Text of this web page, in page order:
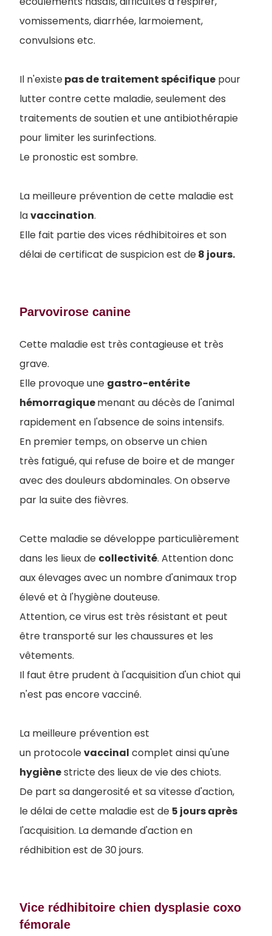
vomissements, diarrhée, larmoiement,
convulsions etc.
Il n'existepas de traitement spécifique pour
lutter contre cette maladie, seulement des
traitements de soutien et une antibiothérapie
pour limiter les surinfections.
Le pronostic est sombre.
La meilleure prévention de cette maladie est
lavaccination.
Elle fait partie des vices rédhibitoires et son
délai de certificat de suspicion est de8 jours.
Parvovirose canine
Cette maladie est très contagieuse et très
grave.
Elle provoque une gastro-entérite
hémorragiquemenant au décès de l'animal
rapidement en l'absence de soins intensifs.
En premier temps, on observe un chien
très fatigué, qui refuse de boire et de manger
avec des douleurs abdominales. On observe
par la suite des fièvres.
Cette maladie se développe particulièrement
dans les lieux de collectivité. Attention donc
aux élevages avec un nombre d'animaux trop
élevé et à l'hygiène douteuse.
Attention, ce virus est très résistant et peut
être transporté sur les chaussures et les
vêtements.
Il faut être prudent à l'acquisition d'un chiot qui
n'est pas encore vacciné.
La meilleure prévention est
un protocolevaccinal complet ainsi qu'une
hygiènestricte des lieux de vie des chiots.
De part sa dangerosité et sa vitesse d'action,
le délai de cette maladie est de 5 jours après
l'acquisition. La demande d'action en
rédhibition est de 30 jours.
Vice rédhibitoire chien dysplasie coxo
fémorale